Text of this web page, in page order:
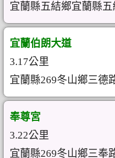
宜蘭縣五結鄉宜蘭縣
宜蘭伯朗大道
3.17公里
宜蘭縣269冬山鄉三德
奉尊宮
3.22公里
宜蘭縣269冬山鄉三奉